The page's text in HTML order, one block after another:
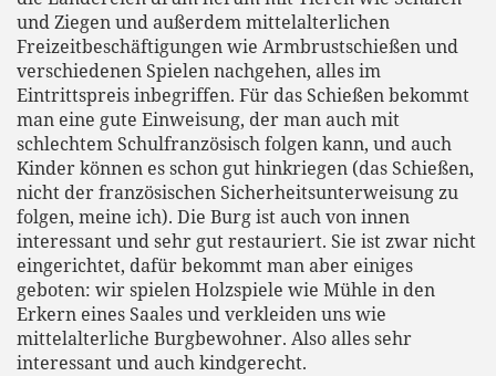
und Ziegen und außerdem mittelalterlichen
Freizeitbeschäftigungen wie Armbrustschießen und
verschiedenen Spielen nachgehen, alles im
Eintrittspreis inbegriffen. Für das Schießen bekommt
man eine gute Einweisung, der man auch mit
schlechtem Schulfranzösisch folgen kann, und auch
Kinder können es schon gut hinkriegen (das Schießen,
nicht der französischen Sicherheitsunterweisung zu
folgen, meine ich). Die Burg ist auch von innen
interessant und sehr gut restauriert. Sie ist zwar nicht
eingerichtet, dafür bekommt man aber einiges
geboten: wir spielen Holzspiele wie Mühle in den
Erkern eines Saales und verkleiden uns wie
mittelalterliche Burgbewohner. Also alles sehr
interessant und auch kindgerecht.